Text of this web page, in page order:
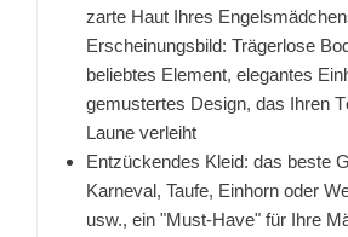
zarte Haut Ihres
Erscheinungsbild: Trägerlose
beliebtes Element, elegantes
gemustertes Design, das Ihren
Laune verleiht
Entzückendes Kleid: das beste
Karneval, Taufe, Einhorn oder
usw., ein "Must-Have" für Ihre